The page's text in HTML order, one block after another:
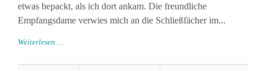
etwas bepackt, als ich dort ankam. Die freundliche
Empfangsdame verwies mich an die Schließfächer im...
Weiterlesen …